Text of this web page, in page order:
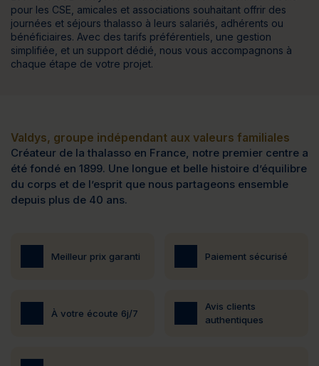
pour les CSE, amicales et associations souhaitant offrir des
journées et séjours thalasso à leurs salariés, adhérents ou
bénéficiaires. Avec des tarifs préférentiels, une gestion
simplifiée, et un support dédié, nous vous accompagnons à
chaque étape de votre projet.
Valdys, groupe indépendant aux valeurs familiales
Créateur de la thalasso en France, notre premier centre a
été fondé en 1899. Une longue et belle histoire d’équilibre
du corps et de l’esprit que nous partageons ensemble
depuis plus de 40 ans.
Meilleur prix garanti Paiement sécurisé
À votre écoute 6j/7
Avis clients
authentiques